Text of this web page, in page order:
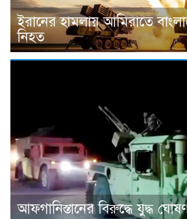
ইরানের হামলায় আমিরাতে
নিহত
আফগানিস্তানের বিরুদ্ধে যুদ্ধ